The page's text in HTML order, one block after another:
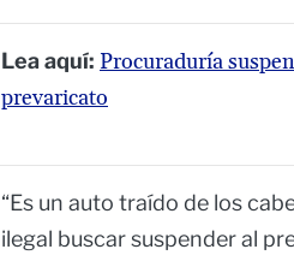
Lea aquí: Procuraduría
prevaricato
“Es un auto traído de los
ilegal buscar suspender al